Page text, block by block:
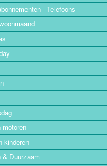
- Telefoons
kinderen
& Duurzaam